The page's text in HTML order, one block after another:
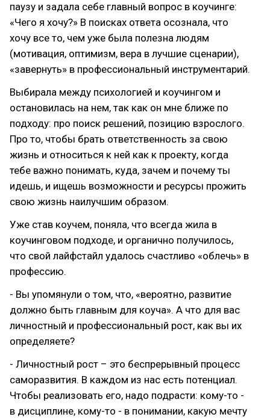
паузу и задала себе главный вопрос в коучинге:
«Чего я хочу?» В поисках ответа осознала, что
хочу все то, чем уже была полезна людям
(мотивация, оптимизм, вера в лучшие сценарии),
«завернуть» в профессиональный инструментарий.
Выбирала между психологией и коучингом и
остановилась на нем, так как он мне ближе по
подходу: про поиск решений, позицию взрослого.
Про то, чтобы брать ответственность за свою
жизнь и относиться к ней как к проекту, когда
тебе важно понимать, куда, зачем и почему ты
идешь, и ищешь возможности и ресурсы прожить
свою жизнь наилучшим образом.
Уже став коучем, поняла, что всегда жила в
коучинговом подходе, и органично получилось,
что свой лайфстайл удалось счастливо «облечь» в
профессию.
- Вы упомянули о том, что, «вероятно, развитие
должно быть главным для коуча». А что для вас
личностный и профессиональный рост, как вы их
определяете?
- Личностный рост – это беспрерывный процесс
саморазвития. В каждом из нас есть потенциал.
Чтобы реализовать его, надо подрасти: кому-то -
в дисциплине, кому-то - в понимании, какую мечту